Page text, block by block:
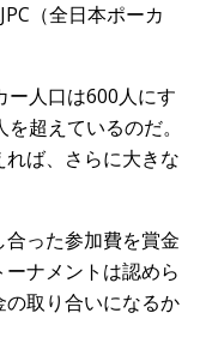
（全日本ポーカ
人口は600人にす
超えているのだ。
ば、さらに大きな
った参加費を賞金
ナメントは認めら
取り合いになるか